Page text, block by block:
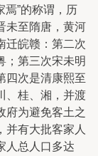
焉”的称谓，历
未至隋唐，黄河
迁皖赣：第二次
；第三次宋未明
四次是清康熙至
、桂、湘，并渡
府为避免客土之
并有大批客家人
人总人口多达